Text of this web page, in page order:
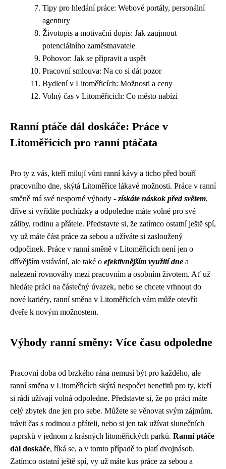
Tipy pro hledání práce: Webové portály, personální
agentury
Životopis a motivační dopis: Jak zaujmout
potenciálního zaměstnavatele
Pohovor: Jak se připravit a uspět
Pracovní smlouva: Na co si dát pozor
Bydlení v Litoměřicích: Možnosti a ceny
Volný čas v Litoměřicích: Co město nabízí
Ranní ptáče dál doskáče: Práce v
Litoměřicích pro ranní ptáčata
Pro ty z vás, kteří milují vůni ranní kávy a ticho před bouří
pracovního dne, skýtá Litoměřice lákavé možnosti. Práce v ranní
směně má své nesporné výhody - získáte náskok před světem,
dříve si vyřídíte pochůzky a odpoledne máte volné pro své
záliby, rodinu a přátele. Představte si, že zatímco ostatní ještě spí,
vy už máte část práce za sebou a užíváte si zasloužený
odpočinek. Práce v ranní směně v Litoměřicích není jen o
dřívějším vstávání, ale také o efektivnějším využití dne a
nalezení rovnováhy mezi pracovním a osobním životem. Ať už
hledáte práci na částečný úvazek, nebo se chcete vrhnout do
nové kariéry, ranní směna v Litoměřicích vám může otevřít
dveře k novým možnostem.
Výhody ranní směny: Více času odpoledne
Pracovní doba od brzkého rána nemusí být pro každého, ale
ranní směna v Litoměřicích skýtá nespočet benefitů pro ty, kteří
si rádi užívají volná odpoledne. Představte si, že po práci máte
celý zbytek dne jen pro sebe. Můžete se věnovat svým zájmům,
trávit čas s rodinou a přáteli, nebo si jen tak užívat slunečních
paprsků v jednom z krásných litoměřických parků. Ranní ptáče
dál doskáče, říká se, a v tomto případě to platí dvojnásob.
Zatímco ostatní ještě spí, vy už máte kus práce za sebou a